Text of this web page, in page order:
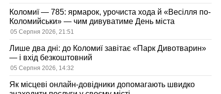
Коломиї — 785: ярмарок, урочиста хода й «Весілля по-
Коломийськи» — чим дивуватиме День міста
05 Серпня 2026, 21:51
Лише два дні: до Коломиї завітає «Парк Дивотварин»
— і вхід безкоштовний
05 Серпня 2026, 14:32
Як місцеві онлайн-довідники допомагають швидко